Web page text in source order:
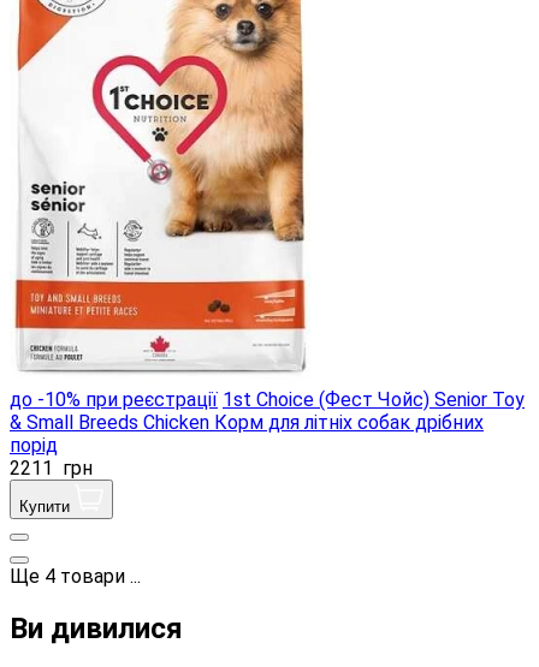
до -10% при реєстрації 1st Choice (Фест Чойс) Senior Toy
& Small Breeds Chicken Корм ​​для літніх собак дрібних
порід
2211 грн
Купити
Ще 4 товари ...
Ви дивилися